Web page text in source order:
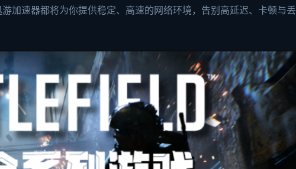
加速器都将为你提供稳定、高速的网络环境，告别高延迟、卡顿与丢